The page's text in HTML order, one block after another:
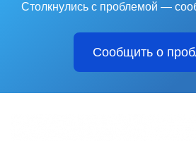
Столкнулись с проблемой —
Сообщить о